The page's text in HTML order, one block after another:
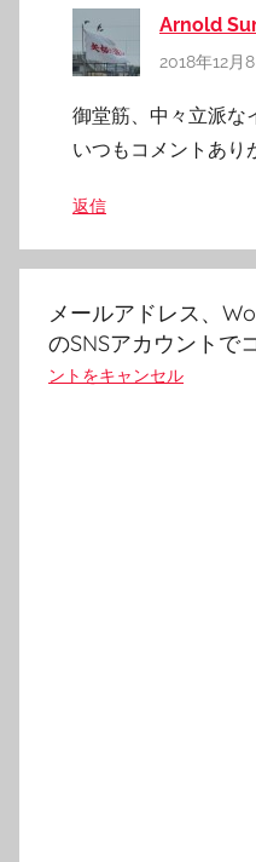
Arnold
2018年12月
御堂筋、中々立派な
いつもコメントあり
返信
メールアドレス、
のSNSアカウントで
ントをキャンセル